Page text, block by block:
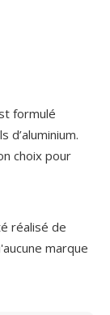
formulé
d’aluminium.
choix pour
réalisé de
marque